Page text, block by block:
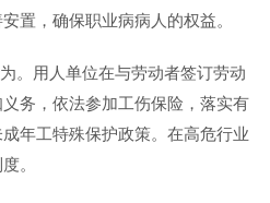
置，确保职业病病人的权益。
。用人单位在与劳动者签订劳动
务，依法参加工伤保险，落实有
年工特殊保护政策。在高危行业
。